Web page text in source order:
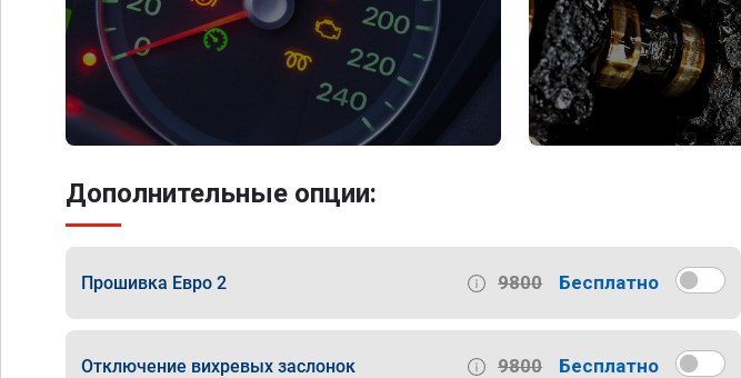
Дополнительные опции:
Прошивка Евро 2 9800 Бесплатно
Отключение вихревых заслонок 9800 Бесплатно